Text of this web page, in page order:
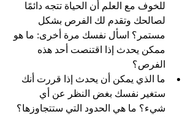
للخوف مع العلم أن الحياة تتجه دائمًا
لصالحك وتقدم لك الفرص بشكل
مستمر؟ اسأل نفسك مرة أخرى: ما هو
ممكن يحدث إذا اقتنصت أحد هذه
الفرص؟
ما الذي يمكن أن يحدث إذا قررت أنك
ستغير نفسك بغض النظر عن أي
شيء؟ ما هي الحدود التي ستتجاوزها؟